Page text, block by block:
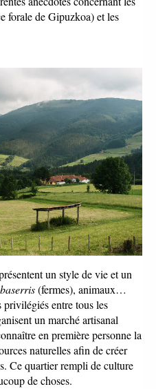
un style de vie et un
baserris (fermes), animaux…
entre tous les
un marché artisanal
en première personne la
naturelles afin de créer
Ce quartier rempli de culture
de choses.